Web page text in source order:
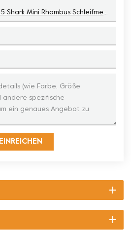
Husqvarna Redi Lock 5 Shark Mini Rhombus Schleifmetallklingen Für Beton
EINREICHEN